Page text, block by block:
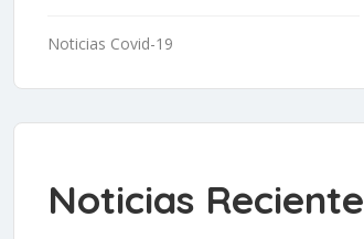
Noticias Covid-19
Noticias Reciente